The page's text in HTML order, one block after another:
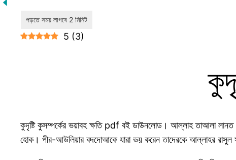
5 (3)
কুদৃষ্টি কুসম্পর্কের ভয়াবহ ক্ষতি pdf বই ডাউনলোড। আল্লাহ তাআলা লানত
হোক। পীর-আউলিয়ার বদদোআকে যারা ভয় করেন তাদেরকে আল্লাহর